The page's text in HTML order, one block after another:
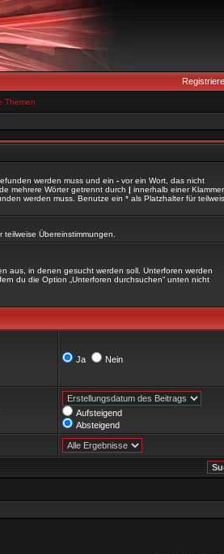
Themen
werden muss und ein - vor ein Wort, das nicht
mehrere Wörter getrennt durch | innerhalb einer
werden muss. Benutze ein * als Platzhalter für
Übereinstimmungen.
aus, in denen gesucht werden soll. Unterforen werden
du die Option „Unterforen durchsuchen“ unten nicht
Ja Nein
Aufsteigend
Absteigend